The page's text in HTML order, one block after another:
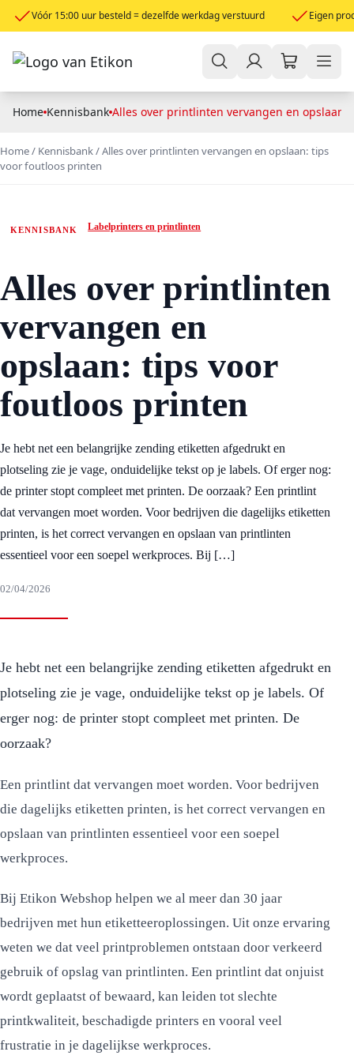
Vóór 15:00 uur besteld = dezelfde werkdag verstuurd Eigen
Home Kennisbank Alles over printlinten vervangen en
Home/ Kennisbank/Alles over printlinten vervangen en opslaan: tips
voor foutloos printen
KENNISBANK Labelprinters en printlinten
Alles over printlinten
vervangen en
opslaan: tips voor
foutloos printen
Je hebt net een belangrijke zending etiketten afgedrukt en
plotseling zie je vage, onduidelijke tekst op je labels. Of erger nog:
de printer stopt compleet met printen. De oorzaak? Een printlint
dat vervangen moet worden. Voor bedrijven die dagelijks etiketten
printen, is het correct vervangen en opslaan van printlinten
essentieel voor een soepel werkproces. Bij […]
02/04/2026
Je hebt net een belangrijke zending etiketten afgedrukt en
plotseling zie je vage, onduidelijke tekst op je labels. Of
erger nog: de printer stopt compleet met printen. De
oorzaak?
Een printlint dat vervangen moet worden. Voor bedrijven
die dagelijks etiketten printen, is het correct vervangen en
opslaan van printlinten essentieel voor een soepel
werkproces.
Bij Etikon Webshop helpen we al meer dan 30 jaar
bedrijven met hun etiketteeroplossingen. Uit onze ervaring
weten we dat veel printproblemen ontstaan door verkeerd
gebruik of opslag van printlinten. Een printlint dat onjuist
wordt geplaatst of bewaard, kan leiden tot slechte
printkwaliteit, beschadigde printers en vooral veel
frustratie in je dagelijkse werkproces.